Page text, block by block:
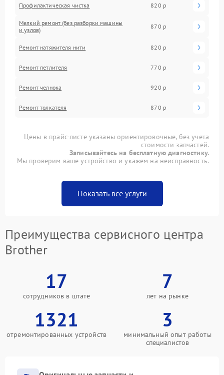
Профилактическая чистка 820 р
Мелкий ремонт (без разборки машины
и узлов)
870 р
Ремонт натяжителя нити 820 р
Ремонт петлителя 770 р
Ремонт челнока 920 р
Ремонт толкателя 870 р
Цены в прайс-листе указаны ориентировочные, без учета
стоимости запчастей.
Записывайтесь на бесплатную диагностику.
Мы проверим ваше устройство и укажем на неисправность.
Показать все услуги
Преимущества сервисного центра
Brother
17
сотрудников в штате
7
лет на рынке
1321
отремонтированных устройств
3
минимальный опыт работы
специалистов